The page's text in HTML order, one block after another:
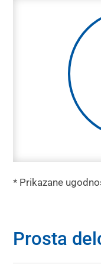
Praznične
v okviru
* Prikazane
Prosta